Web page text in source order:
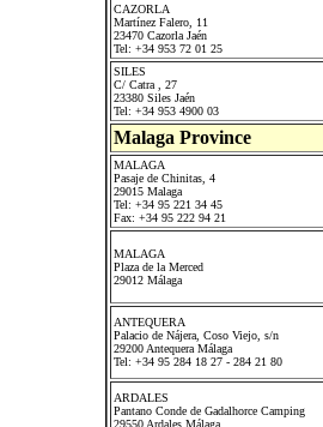
CAZORLA
Martínez Falero, 11
23470 Cazorla Jaén
Tel: +34 953 72 01 25
SILES
C/ Catra , 27
23380 Siles Jaén
Tel: +34 953 4900 03
Malaga Province
MALAGA
Pasaje de Chinitas, 4
29015 Malaga
Tel: +34 95 221 34 45
Fax: +34 95 222 94 21
MALAGA
Plaza de la Merced
29012 Málaga
ANTEQUERA
Palacio de Nájera, Coso Viejo, s/n
29200 Antequera Málaga
Tel: +34 95 284 18 27 - 284 21 80
ARDALES
Pantano Conde de Gadalhorce Camping
29550 Ardales Málaga